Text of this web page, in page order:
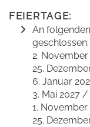
FEIERTAGE:
An
2.
25.
6. Januar
3. Mai 2027
1.
25.